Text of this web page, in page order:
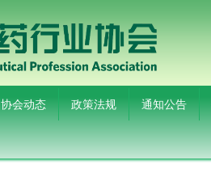
协会动态 政策法规 通知公告